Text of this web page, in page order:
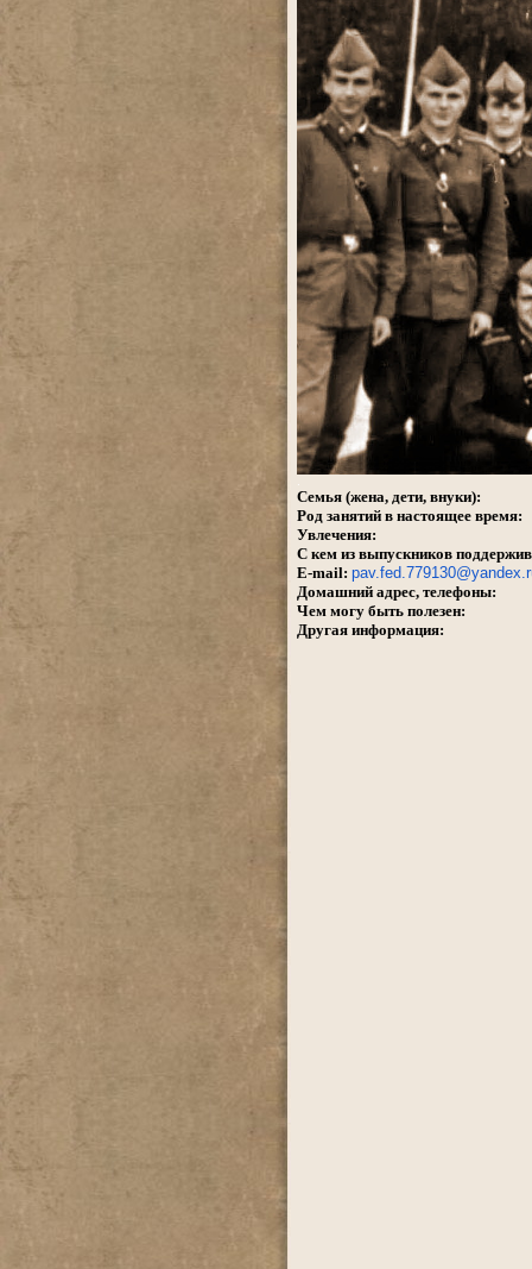
Семья (жена, дети, внуки):
Род занятий в настоящее время:
Увлечения:
С кем из выпускников
E-mail:
Домашний адрес, телефоны:
Чем могу быть полезен:
Другая информация: